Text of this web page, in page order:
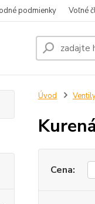
podmienky Voľné
Úvod
Cena: